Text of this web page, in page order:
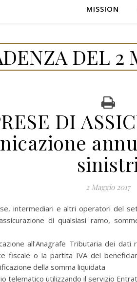
MISSION
DEL 2
DI
2 Maggio 2017
intermediari e altri operatori del
di qualsiasi ramo,
all'Anagrafe Tributaria dei
fiscale o la partita IVA del
della somma liquidata
telematico utilizzando il servizio